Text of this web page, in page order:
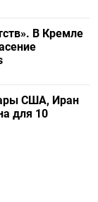
В Кремле
США, Иран
для 10